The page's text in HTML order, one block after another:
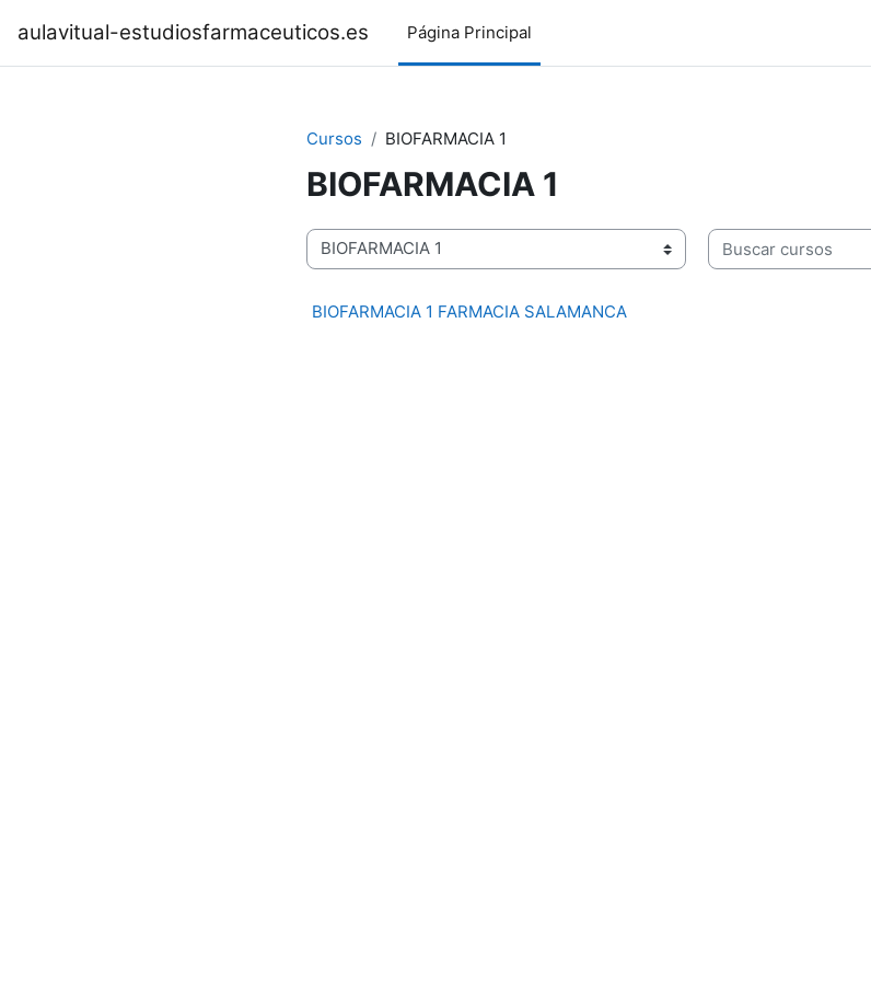
aulavitual-estudiosfarmaceuticos.es Página Principal
Cursos BIOFARMACIA 1
BIOFARMACIA 1
Categorías
Buscar cursos
BIOFARMACIA 1 FARMACIA SALAMANCA